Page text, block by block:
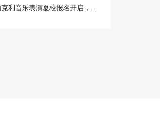
伯克利音乐表演夏校报名开启，体验世界级名师1V1指导，感受全球顶尖音乐课堂！